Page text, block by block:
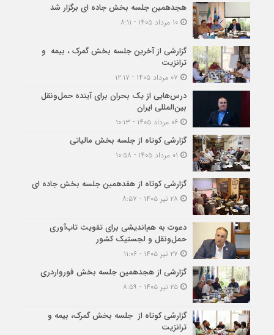
هجدهمین جلسه بخش جاده ای برگزار شد
۱۰ مرداد ۱۴۰۵ - ۸:۱۱
گزارشی از آخرین جلسه بخش گمرک ، بیمه و
ترانزیت
درس‌هایی از یک بحران برای آینده حمل‌ونقل
بین‌المللی ایران
گزارشی کوتاه از جلسه بخش مالیاتی
گزارشی کوتاه از هفدهمین جلسه بخش جاده ای
دعوت به هم‌اندیشی برای تقویت تاب‌آوری
حمل‌ونقل و لجستیک کشور
گزارشی از هجدهمین جلسه بخش فورواردری
۲۵ تیر ۱۴۰۵ - ۸:۵۹
گزارشی کوتاه از جلسه بخش گمرک، بیمه و
ترانزیت